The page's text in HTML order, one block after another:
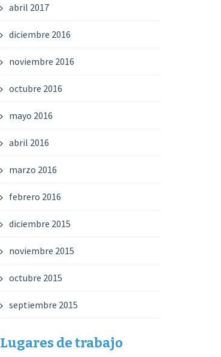
abril 2017
diciembre 2016
noviembre 2016
octubre 2016
mayo 2016
abril 2016
marzo 2016
febrero 2016
diciembre 2015
noviembre 2015
octubre 2015
septiembre 2015
Lugares de trabajo